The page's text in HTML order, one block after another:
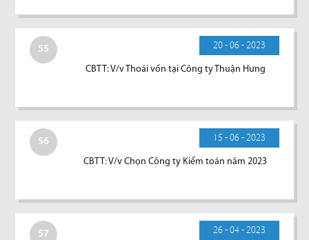
55 20 - 06 - 2023
CBTT: V/v Thoái vốn tại Công ty Thuận Hưng
56 15 - 06 - 2023
CBTT: V/v Chọn Công ty Kiểm toán năm 2023
57 26 - 04 - 2023